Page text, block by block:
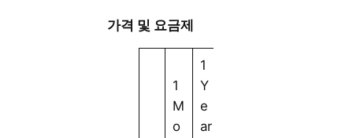
가격 및 요금제
1
M
o
1
Y
e
ar